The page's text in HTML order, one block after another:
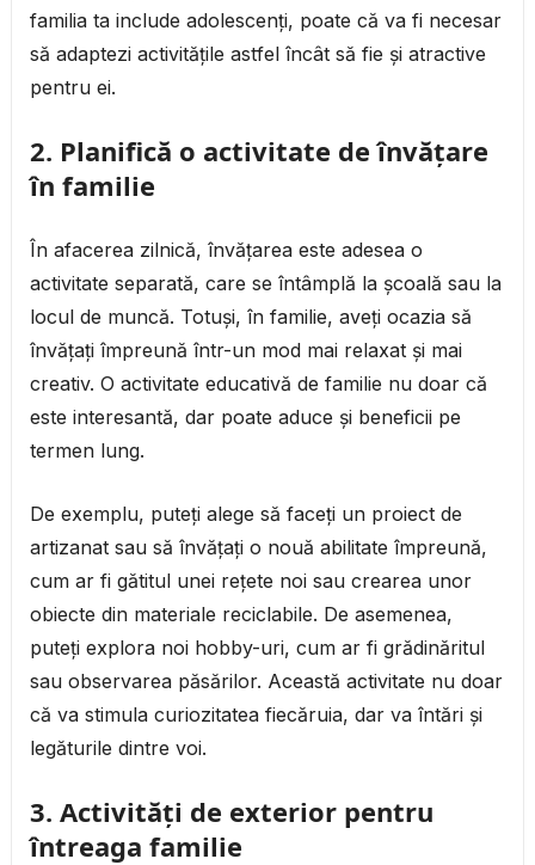
familia ta include adolescenți, poate că va fi necesar
să adaptezi activitățile astfel încât să fie și atractive
pentru ei.
2. Planifică o activitate de învățare
în familie
În afacerea zilnică, învățarea este adesea o
activitate separată, care se întâmplă la școală sau la
locul de muncă. Totuși, în familie, aveți ocazia să
învățați împreună într-un mod mai relaxat și mai
creativ. O activitate educativă de familie nu doar că
este interesantă, dar poate aduce și beneficii pe
termen lung.
De exemplu, puteți alege să faceți un proiect de
artizanat sau să învățați o nouă abilitate împreună,
cum ar fi gătitul unei rețete noi sau crearea unor
obiecte din materiale reciclabile. De asemenea,
puteți explora noi hobby-uri, cum ar fi grădinăritul
sau observarea păsărilor. Această activitate nu doar
că va stimula curiozitatea fiecăruia, dar va întări și
legăturile dintre voi.
3. Activități de exterior pentru
întreaga familie